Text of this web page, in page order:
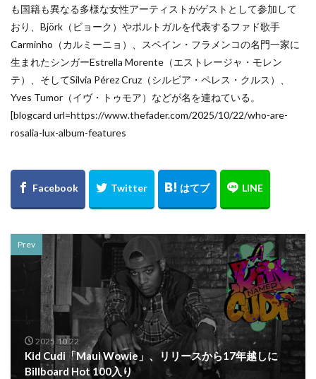
も国籍も異なる多様な女性アーティストがゲストとして参加して
おり、Björk（ビョーク）やポルトガルを代表するファド歌手
Carminho（カルミーニョ）、スペイン・フラメンコの名門一家に
生まれたシンガーEstrella Morente（エストレージャ・モレン
テ）、そしてSilvia Pérez Cruz（シルビア・ペレス・クルス）、
Yves Tumor（イヴ・トゥモア）などが名を連ねている。
[blogcard url=https://www.thefader.com/2025/10/22/who-are-
rosalia-lux-album-features
Prev
2025.10.22
Kid Cudi「Maui Wowie」、リリースから17年越しに
Billboard Hot 100入り